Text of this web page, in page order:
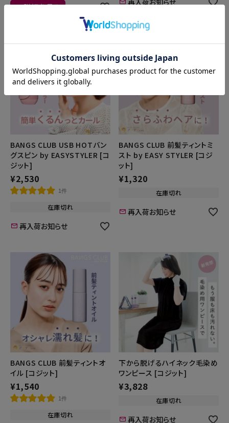
詳細を見る
BANGS CLUB USB HOTバン
グスピン by EASYSTYLER [コ
ジット]
¥2,530
1件
在庫切れ
再入荷お知らせ
BANGS CLUB 前髪ティントミ
スト by EASY STYLER [コジ
ット]
¥1,320
在庫切れ
再入荷お知らせ
BANGS CLUB 前髪ティントオ
イル [コジット]
¥1,540
1件
在庫切れ
下から脱げるハイネック毛染め
ワンピース [コジット]
¥3,828
在庫切れ
再入荷お知らせ